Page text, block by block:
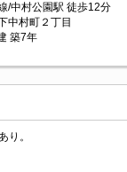
/中村公園駅 徒歩12分
中村町２丁目
築7年
り。